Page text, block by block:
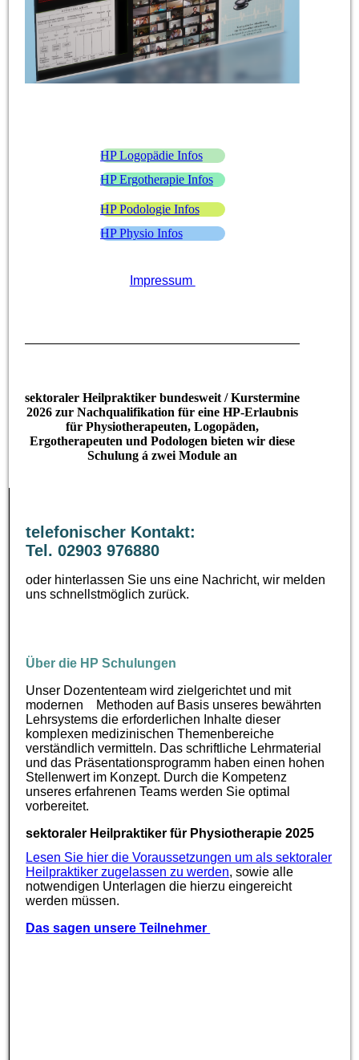
HP Logopädie Infos
HP Ergotherapie Infos
HP Podologie Infos
HP Physio Infos
Impressum
sektoraler Heilpraktiker bundesweit / Kurstermine
2026 zur Nachqualifikation für eine HP-Erlaubnis
für Physiotherapeuten, Logopäden,
Ergotherapeuten und Podologen bieten wir diese
Schulung á zwei Module an
telefonischer Kontakt:
Tel. 02903 976880
oder hinterlassen Sie uns eine Nachricht, wir melden
uns schnellstmöglich zurück.
Über die HP Schulungen
Unser Dozententeam wird zielgerichtet und mit
modernen Methoden auf Basis unseres bewährten
Lehrsystems die erforderlichen Inhalte dieser
komplexen medizinischen Themenbereiche
verständlich vermitteln. Das schriftliche Lehrmaterial
und das Präsentationsprogramm haben einen hohen
Stellenwert im Konzept. Durch die Kompetenz
unseres erfahrenen Teams werden Sie optimal
vorbereitet.
sektoraler Heilpraktiker für Physiotherapie 2025
Lesen Sie hier die Voraussetzungen um als sektoraler
Heilpraktiker zugelassen zu werden, sowie alle
notwendigen Unterlagen die hierzu eingereicht
werden müssen.
Das sagen unsere Teilnehmer